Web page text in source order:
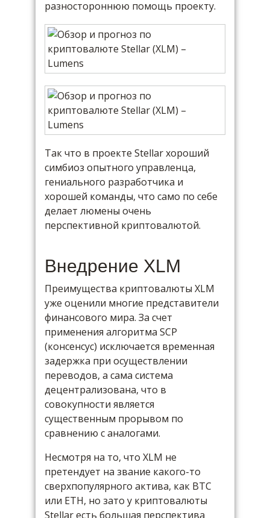
разностороннюю помощь проекту.
Так что в проекте Stellar хороший
симбиоз опытного управленца,
гениального разработчика и
хорошей команды, что само по себе
делает люмены очень
перспективной криптовалютой.
Внедрение XLM
Преимущества криптовалюты XLM
уже оценили многие представители
финансового мира. За счет
применения алгоритма SCP
(консенсус) исключается временная
задержка при осуществлении
переводов, а сама система
децентрализована, что в
совокупности является
существенным прорывом по
сравнению с аналогами.
Несмотря на то, что XLM не
претендует на звание какого-то
сверхпопулярного актива, как BTC
или ETH, но зато у криптовалюты
Stellar есть большая перспектива